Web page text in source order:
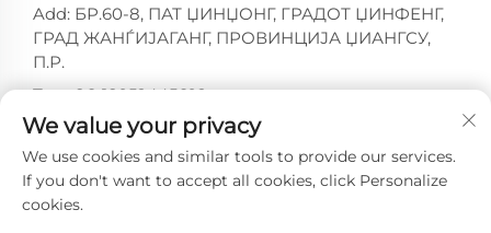
Add: БР.60-8, ПАТ ЏИНЏОНГ, ГРАДОТ ЏИНФЕНГ,
ГРАД ЖАНЃИЈАГАНГ, ПРОВИНЦИЈА ЏИАНГСУ,
П.Р.
Тел:+86-18952445692
Е-пошта:[email protected]
Ауторски права © 2024 од ZHANGJIAGANG CITY
We value your privacy
We use cookies and similar tools to provide our services.
If you don't want to accept all cookies, click Personalize
cookies.